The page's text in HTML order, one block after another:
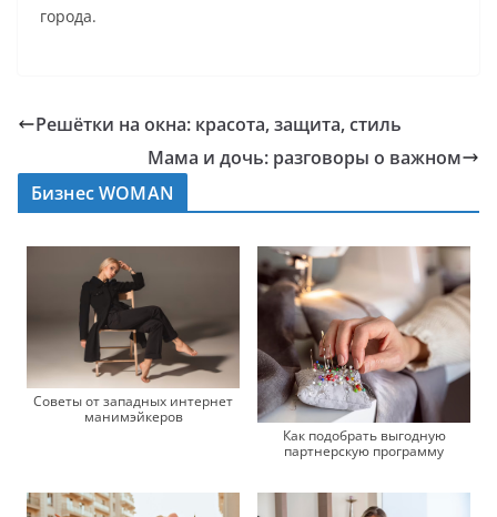
города.
Решётки на окна: красота, защита, стиль
Мама и дочь: разговоры о важном
Бизнес WOMAN
Советы от западных интернет
манимэйкеров
Как подобрать выгодную
партнерскую программу